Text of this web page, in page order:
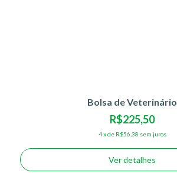
Bolsa de Veterinário
R$225,50
4 xde R$56,38 sem juros
Ver detalhes